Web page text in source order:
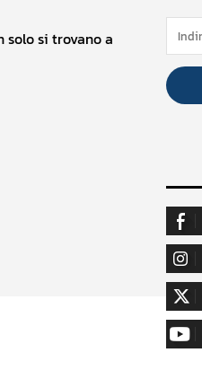
si trovano a